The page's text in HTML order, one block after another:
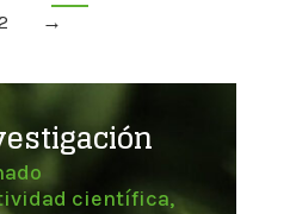
→
científica,